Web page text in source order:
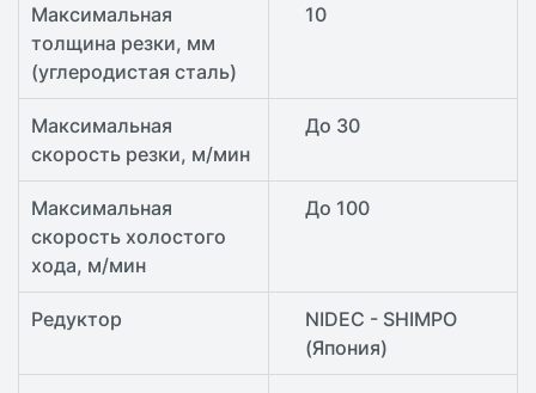
Максимальная
толщина резки, мм
(углеродистая сталь)
10
Максимальная
скорость резки, м/мин
До 30
Максимальная
скорость холостого
хода, м/мин
До 100
Редуктор
NIDEC - SHIMPO
(Япония)